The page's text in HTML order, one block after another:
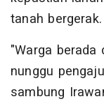
tanah bergerak.
"Warga
nunggu
sambung